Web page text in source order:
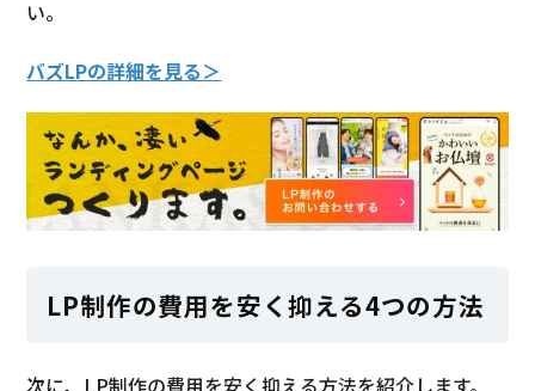
い。
バズLPの詳細を見る＞
LP制作の費用を安く抑える4つの方法